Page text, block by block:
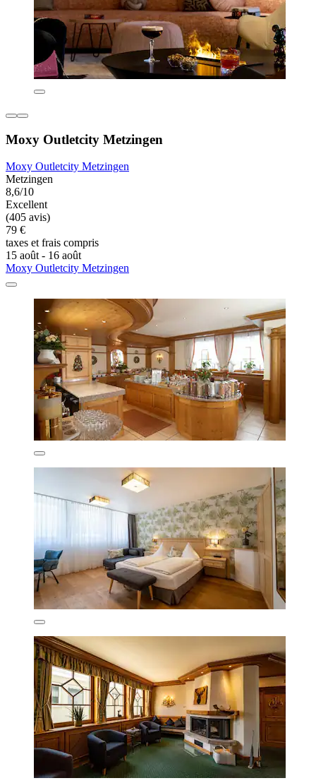
Moxy Outletcity Metzingen
Moxy Outletcity Metzingen
Metzingen
8,6/10
Excellent
(405 avis)
79 €
taxes et frais compris
15 août - 16 août
Moxy Outletcity Metzingen